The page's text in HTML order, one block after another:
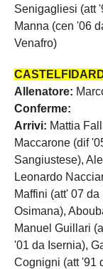
Senigagliesi (att
Manna (cen '06
Venafro)
Allenatore:
Conferme:
Arrivi: Mattia
Maccarone (dif
Sangiustese),
Leonardo
Maffini (att' 07
Osimana),
Manuel Guillari
'01 da Isernia),
Cognigni (att '91